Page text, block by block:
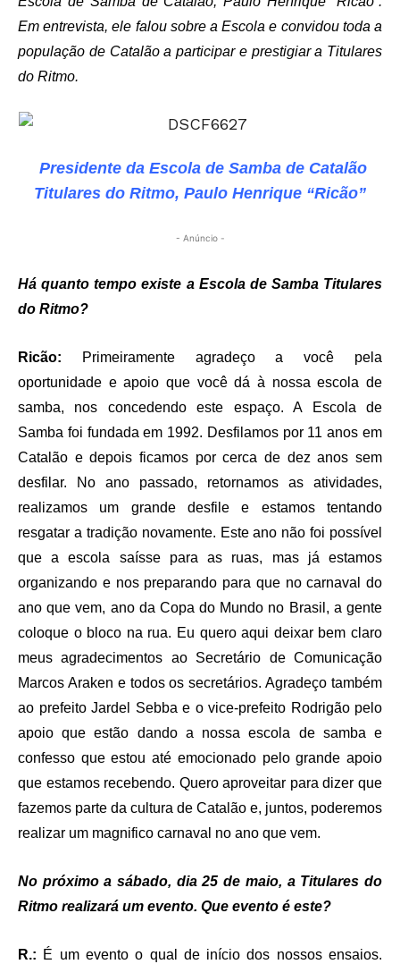
Em entrevista, ele falou sobre a Escola e convidou toda a
população de Catalão a participar e prestigiar a Titulares
do Ritmo.
Presidente da Escola de Samba de Catalão
Titulares do Ritmo, Paulo Henrique “Ricão”
- Anúncio -
Há quanto tempo existe a Escola de Samba Titulares
do Ritmo?
Ricão: Primeiramente agradeço a você pela
oportunidade e apoio que você dá à nossa escola de
samba, nos concedendo este espaço. A Escola de
Samba foi fundada em 1992. Desfilamos por 11 anos em
Catalão e depois ficamos por cerca de dez anos sem
desfilar. No ano passado, retornamos as atividades,
realizamos um grande desfile e estamos tentando
resgatar a tradição novamente. Este ano não foi possível
que a escola saísse para as ruas, mas já estamos
organizando e nos preparando para que no carnaval do
ano que vem, ano da Copa do Mundo no Brasil, a gente
coloque o bloco na rua. Eu quero aqui deixar bem claro
meus agradecimentos ao Secretário de Comunicação
Marcos Araken e todos os secretários. Agradeço também
ao prefeito Jardel Sebba e o vice-prefeito Rodrigão pelo
apoio que estão dando a nossa escola de samba e
confesso que estou até emocionado pelo grande apoio
que estamos recebendo. Quero aproveitar para dizer que
fazemos parte da cultura de Catalão e, juntos, poderemos
realizar um magnifico carnaval no ano que vem.
No próximo a sábado, dia 25 de maio, a Titulares do
Ritmo realizará um evento. Que evento é este?
R.: É um evento o qual de início dos nossos ensaios.